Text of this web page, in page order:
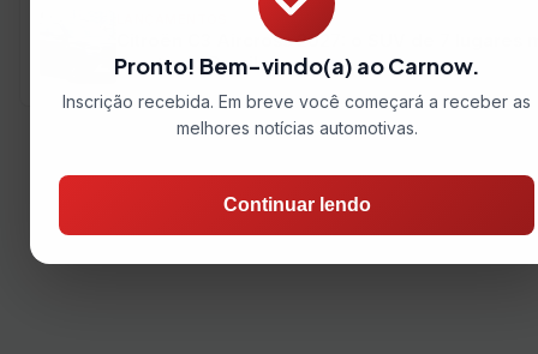
Citroën C3 Aircross 2027: o SUV de 7 lugares
barato do Brasil
Pronto! Bem-vindo(a) ao Carnow.
Inscrição recebida. Em breve você começará a receber as
melhores notícias automotivas.
Continuar lendo